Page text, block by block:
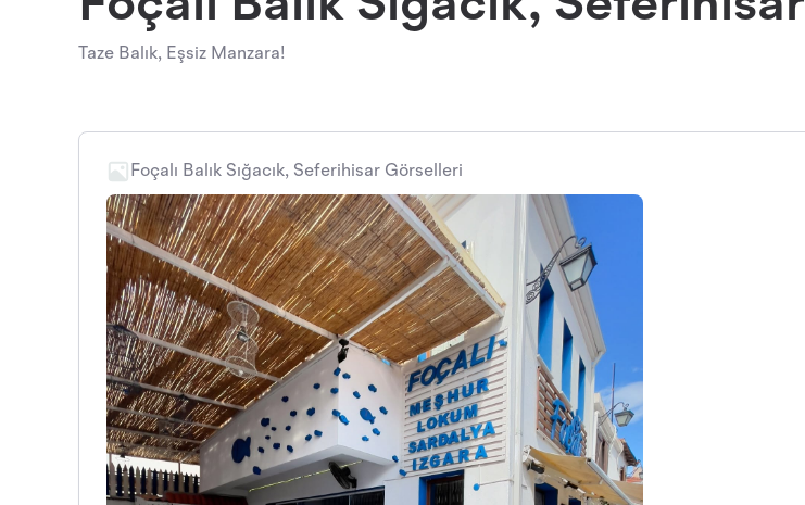
Taze Balık, Eşsiz Manzara!
Foçalı Balık Sığacık, Seferihisar Görselleri